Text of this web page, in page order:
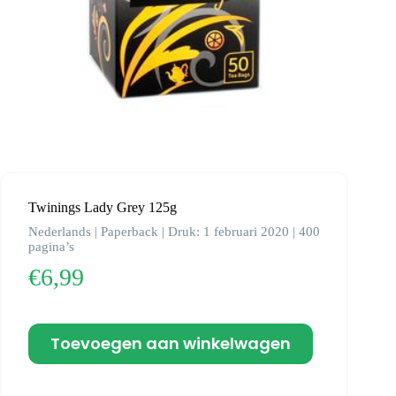
Twinings Lady Grey 125g
Nederlands | Paperback | Druk: 1 februari 2020 | 400
pagina’s
€6,99
Toevoegen aan winkelwagen